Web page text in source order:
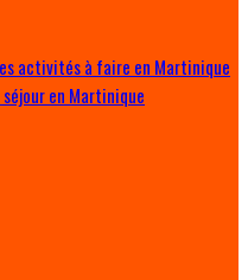
activités à faire en Martinique
en Martinique